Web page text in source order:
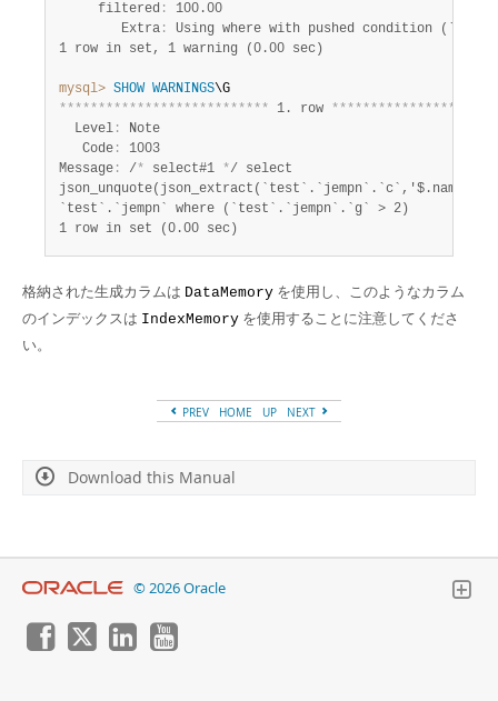
     filtered
:
100.00
        Extra
:
1 row in set, 1 warning (0.00 sec)
mysql> SHOW WARNINGS
*************************** 1. row ****************
  Level
:
Note
   Code
:
1003
Message : /* select#1 */ select
json_unquote(json_extract(`test`.`jempn`.`c`,'$.name'))
1 row in set (0.00 sec)
格納された生成カラムは DataMemory を使用し、このようなカラム
のインデックスは IndexMemory を使用することに注意してくださ
い。
PREV HOME UP NEXT
Download this Manual
© 2026 Oracle